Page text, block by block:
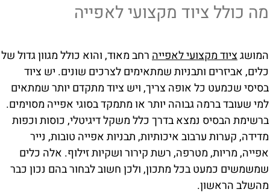
מה כולל ציוד מקצועי לאפייה
המושגציוד מקצועי לאפייהרחב מאוד, והוא כולל מגוון גדול של
כלים, אביזרים ותבניות שמתאימים לצרכים שונים. יש ציוד
בסיסי שכמעט כל אופה צריך, ויש ציוד מתקדם יותר שמתאים
למי שעובד ברמה גבוהה יותר או מתמקד בסוגי אפייה מסוימים.
ברשימת הבסיס נמצא בדרך כלל משקל דיגיטלי, כוסות וכפות
מדידה, קערות ערבוב איכותיות, תבניות אפייה טובות, נייר
אפייה, מריות, מטרפה, רשת קירור ושקיות זילוף. אלה כלים
שמשמשים כמעט בכל מתכון, ולכן חשוב לבחור בהם נכון כבר
מהשלב הראשון.